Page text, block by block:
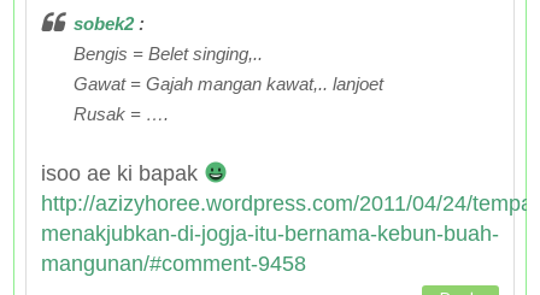
sobek2:
Bengis = Belet singing,..
Gawat = Gajah mangan kawat,.. lanjoet
Rusak = ….
isoo ae ki bapak
http://azizyhoree.wordpress.com/2011/04/24/
menakjubkan-di-jogja-itu-bernama-kebun-buah-
mangunan/#comment-9458